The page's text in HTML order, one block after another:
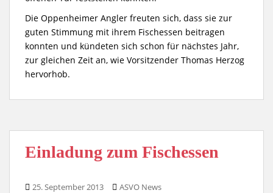
Die Oppenheimer Angler freuten sich, dass sie zur
guten Stimmung mit ihrem Fischessen beitragen
konnten und kündeten sich schon für nächstes Jahr,
zur gleichen Zeit an, wie Vorsitzender Thomas Herzog
hervorhob.
Einladung zum Fischessen
25. September 2013 ASVO News